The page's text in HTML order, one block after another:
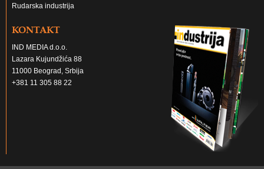
Rudarska industrija
KONTAKT
IND MEDIA d.o.o.
Lazara Kujundžića 88
11000 Beograd, Srbija
+381 11 305 88 22